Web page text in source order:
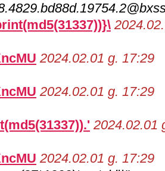
2024.02.01 g. 17:29
2024.02.01 g. 17:29
2024.02.01
2024.02.01 g. 17:29